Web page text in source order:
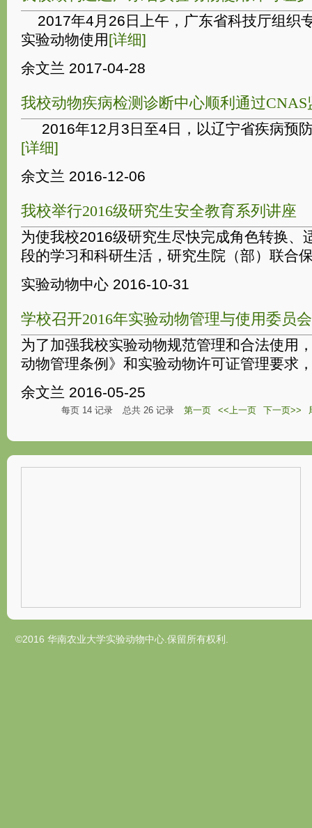
2017年4月26日上午，广东省科技厅组织
实验动物使用[详细]
余文兰 2017-04-28
我校动物疾病检测诊断中心顺利通过
2016年12月3日至4日，以辽宁省疾病预
[详细]
余文兰 2016-12-06
我校举行2016级研究生安全教育系列讲座
为使我校2016级研究生尽快完成角色转换、
段的学习和科研生活，研究生院（部）联合
实验动物中心 2016-10-31
学校召开2016年实验动物管理与使用委员
为了加强我校实验动物规范管理和合法使用
动物管理条例》和实验动物许可证管理要求
余文兰 2016-05-25
每页 14 记录 总共 26 记录 第一页 <<上一页 下一页>>
©2016 华南农业大学实验动物中心.保留所有权利.